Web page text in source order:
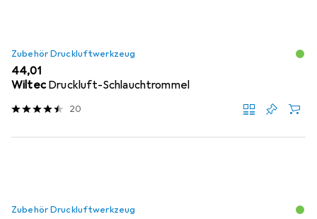
Zubehör Druckluftwerkzeug
EUR
44,01
Wiltec Druckluft-Schlauchtrommel
20
Zubehör Druckluftwerkzeug